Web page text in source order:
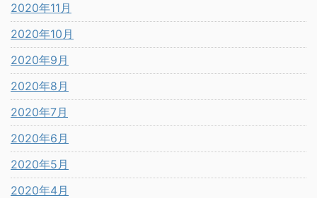
2020年11月
2020年10月
2020年9月
2020年8月
2020年7月
2020年6月
2020年5月
2020年4月